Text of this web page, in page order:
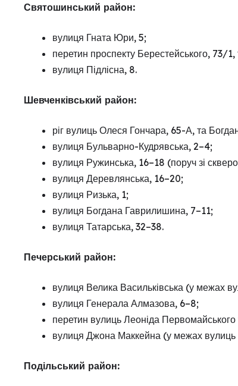
Святошинський район:
вулиця Гната Юри, 5;
перетин проспекту Берестейського, 73/
вулиця Підлісна, 8.
Шевченківський район:
ріг вулиць Олеся Гончара, 65-А, та
вулиця Бульварно-Кудрявська, 2–4;
вулиця Ружинська, 16–18 (поруч зі
вулиця Деревлянська, 16–20;
вулиця Ризька, 1;
вулиця Богдана Гаврилишина, 7–11;
вулиця Татарська, 32–38.
Печерський район:
вулиця Велика Васильківська (у межах
вулиця Генерала Алмазова, 6–8;
перетин вулиць Леоніда Первомайського
вулиця Джона Маккейна (у межах
Подільський район: